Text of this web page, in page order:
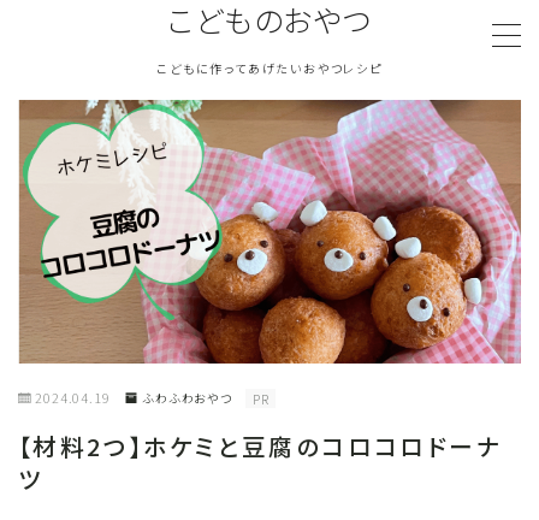
こどものおやつ
こどもに作ってあげたいおやつレシピ
TOPページ
『こどものおやつ』について
ふわふわおやつ
さくさくおやつ
塩気のあるおやつ
2024.04.19 ふわふわおやつ PR
【材料2つ】ホケミと豆腐のコロコロドーナ
ツ